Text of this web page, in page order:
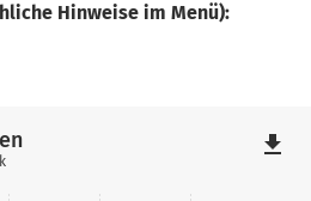
Hinweise im Menü):
file_download